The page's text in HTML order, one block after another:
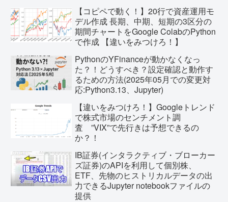
【コピペで動く！】20行で資産運用モ
デル作成 長期、中期、短期の3区分の
期間チャートをGoogle ColabのPython
で作成 【違いをみつけろ！】
PythonのYFinanceが動かなくなっ
た？！どうすべき？設定確認と動作す
るための方法(2025年05月での変更対
応:Python3.13、Jupyter)
【違いをみつけろ！】Googleトレンド
で株式市場のセンチメント調
査 ”VIX”で先行きは予想できるの
か？！
IB証券(インタラクティブ・ブローカー
ズ証券)のAPIを利用して個別株、
ETF、先物のヒストリカルデータの出
力できるJupyter notebookファイルの
提供